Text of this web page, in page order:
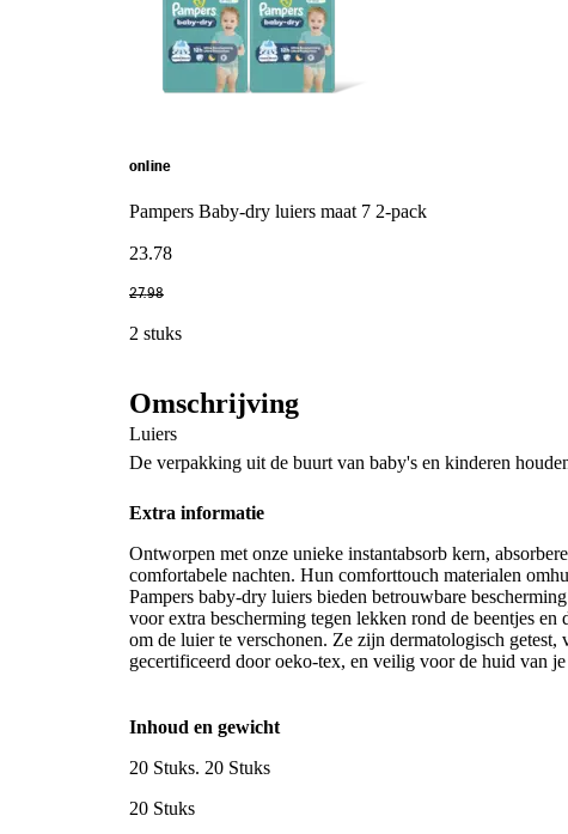
online
Pampers Baby-dry luiers maat 7 2-pack
23.78
27.98
2 stuks
Omschrijving
Luiers
De verpakking uit de buurt van baby's en kinderen
Extra informatie
Ontworpen met onze unieke instantabsorb kern,
comfortabele nachten. Hun comforttouch materialen
Pampers baby-dry luiers bieden betrouwbare
voor extra bescherming tegen lekken rond de beentjes
om de luier te verschonen. Ze zijn dermatologisch
gecertificeerd door oeko-tex, en veilig voor de huid van je
Inhoud en gewicht
20 Stuks. 20 Stuks
20 Stuks